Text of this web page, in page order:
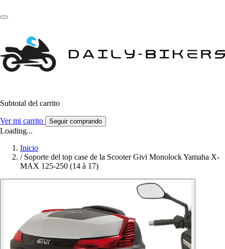
Subtotal del carrito
Ver mi carrito Seguir comprando
Loading...
Inicio
/ Soporte del top case de la Scooter Givi Monolock Yamaha X-
MAX 125-250 (14 à 17)